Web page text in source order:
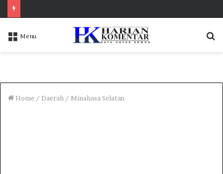
Menu
Home / Daerah / Minahasa Selatan